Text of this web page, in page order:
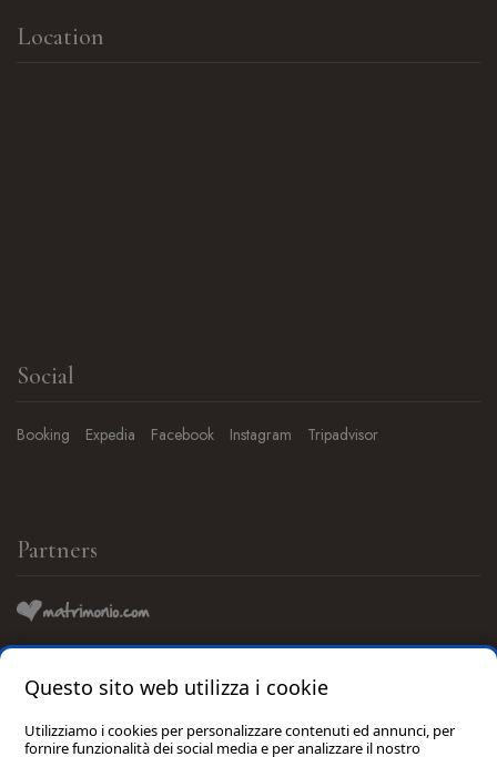
Location
Social
Booking Expedia Facebook Instagram Tripadvisor
Partners
Consigliato da:
Questo sito web utilizza i cookie
Utilizziamo i cookies per personalizzare contenuti ed annunci, per
fornire funzionalità dei social media e per analizzare il nostro